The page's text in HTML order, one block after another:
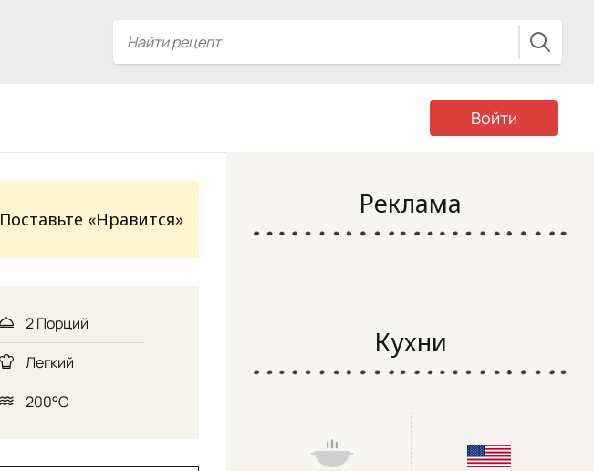
Войти
Поставьте «Нравится»
2 Порций
Легкий
200°C
Реклама
Кухни